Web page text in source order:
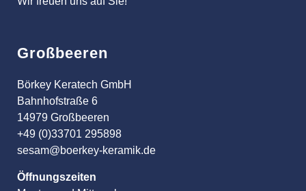
Großbeeren
Börkey Keratech GmbH
Bahnhofstraße 6
14979 Großbeeren
+49 (0)33701 295898
sesam@boerkey-keramik.de
Öffnungszeiten